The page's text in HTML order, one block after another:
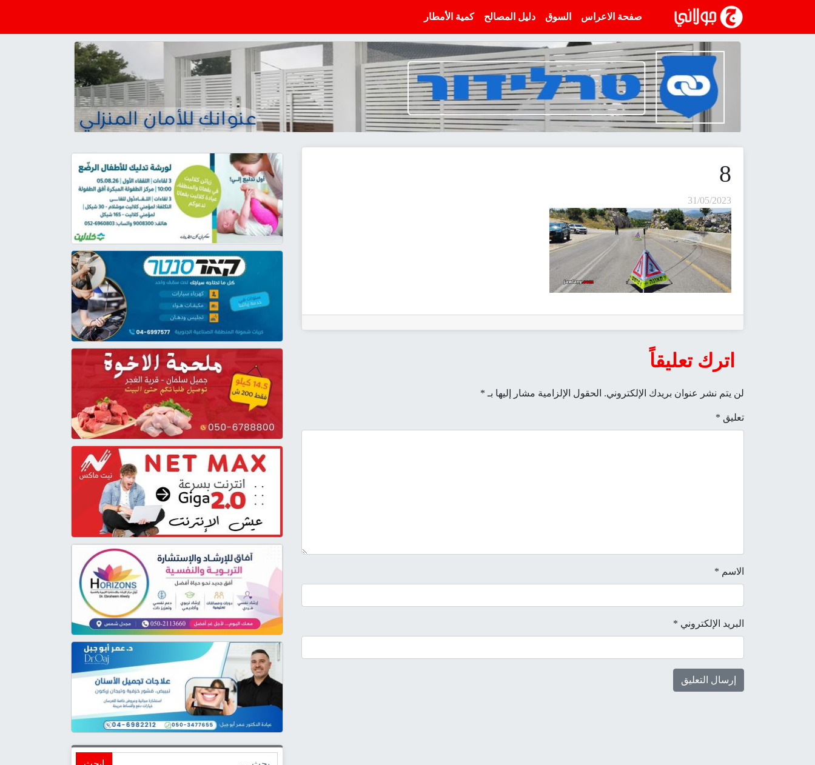
صفحة الاعراس
السوق دليل المصالح كمية الأمطار
8
31/05/2023
اترك تعليقاً
لن يتم نشر عنوان بريدك الإلكتروني. الحقول الإلزامية مشار إليها بـ *
تعليق *
الاسم *
البريد الإلكتروني *